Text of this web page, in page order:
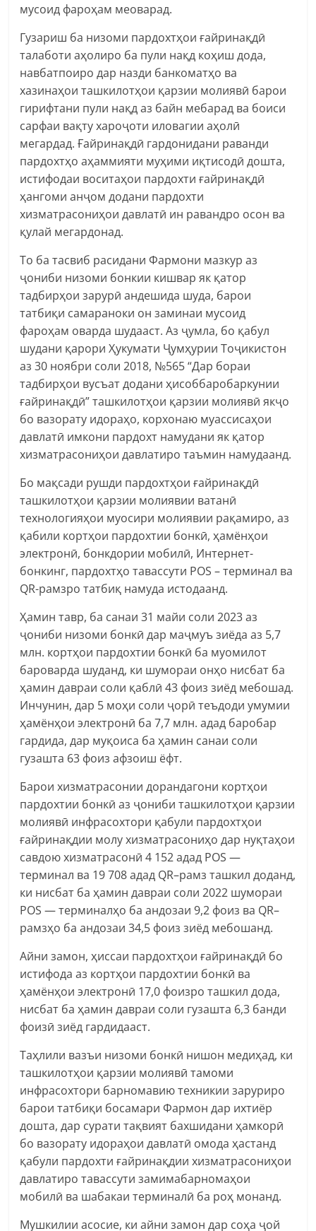
мусоид фароҳам меоварад.
Гузариш ба низоми пардохтҳои ғайринақдӣ
талаботи аҳолиро ба пули нақд коҳиш дода,
навбатпоиро дар назди банкоматҳо ва
хазинаҳои ташкилотҳои қарзии молиявӣ барои
гирифтани пули нақд аз байн мебарад ва боиси
сарфаи вақту хароҷоти иловагии аҳолӣ
мегардад. Ғайринақдӣ гардонидани раванди
пардохтҳо аҳаммияти муҳими иқтисодӣ дошта,
истифодаи воситаҳои пардохти ғайринақдӣ
ҳангоми анҷом додани пардохти
хизматрасониҳои давлатӣ ин равандро осон ва
қулай мегардонад.
То ба тасвиб расидани Фармони мазкур аз
ҷониби низоми бонкии кишвар як қатор
тадбирҳои зарурӣ андешида шуда, барои
татбиқи самараноки он заминаи мусоид
фароҳам оварда шудааст. Аз ҷумла, бо қабул
шудани қарори Ҳукумати Ҷумҳурии Тоҷикистон
аз 30 ноябри соли 2018, №565 “Дар бораи
тадбирҳои вусъат додани ҳисоббаробаркунии
ғайринақдӣ” ташкилотҳои қарзии молиявӣ якҷо
бо вазорату идораҳо, корхонаю муассисаҳои
давлатӣ имкони пардохт намудани як қатор
хизматрасониҳои давлатиро таъмин намудаанд.
Бо мақсади рушди пардохтҳои ғайринақдӣ
ташкилотҳои қарзии молиявии ватанӣ
технологияҳои муосири молиявии рақамиро, аз
қабили кортҳои пардохтии бонкӣ, ҳамёнҳои
электронӣ, бонкдории мобилӣ, Интернет-
бонкинг, пардохтҳо тавассути POS – терминал ва
QR-рамзро татбиқ намуда истодаанд.
Ҳамин тавр, ба санаи 31 майи соли 2023 аз
ҷониби низоми бонкӣ дар маҷмуъ зиёда аз 5,7
млн. кортҳои пардохтии бонкӣ ба муомилот
бароварда шуданд, ки шумораи онҳо нисбат ба
ҳамин давраи соли қаблӣ 43 фоиз зиёд мебошад.
Инчунин, дар 5 моҳи соли ҷорӣ теъдоди умумии
ҳамёнҳои электронӣ ба 7,7 млн. адад баробар
гардида, дар муқоиса ба ҳамин санаи соли
гузашта 63 фоиз афзоиш ёфт.
Барои хизматрасонии дорандагони кортҳои
пардохтии бонкӣ аз ҷониби ташкилотҳои қарзии
молиявӣ инфрасохтори қабули пардохтҳои
ғайринақдии молу хизматрасониҳо дар нуқтаҳои
савдою хизматрасонӣ 4 152 адад POS —
терминал ва 19 708 адад QR–рамз ташкил доданд,
ки нисбат ба ҳамин давраи соли 2022 шумораи
POS — терминалҳо ба андозаи 9,2 фоиз ва QR–
рамзҳо ба андозаи 34,5 фоиз зиёд мебошанд.
Айни замон, ҳиссаи пардохтҳои ғайринақдӣ бо
истифода аз кортҳои пардохтии бонкӣ ва
ҳамёнҳои электронӣ 17,0 фоизро ташкил дода,
нисбат ба ҳамин давраи соли гузашта 6,3 банди
фоизӣ зиёд гардидааст.
Таҳлили вазъи низоми бонкӣ нишон медиҳад, ки
ташкилотҳои қарзии молиявӣ тамоми
инфрасохтори барномавию техникии заруриро
барои татбиқи босамари Фармон дар ихтиёр
дошта, дар сурати тақвият бахшидани ҳамкорӣ
бо вазорату идораҳои давлатӣ омода ҳастанд
қабули пардохти ғайринақдии хизматрасониҳои
давлатиро тавассути замимабарномаҳои
мобилӣ ва шабакаи терминалӣ ба роҳ монанд.
Мушкилии асосие, ки айни замон дар соҳа ҷой